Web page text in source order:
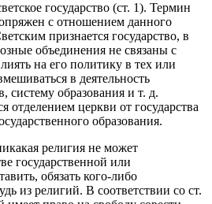
государство (ст. 1). Термин
с отношением данного
признается государство, в
объединения не связаны с
на его политику в тех или
в деятельность
систему образования и т. д.
отделением церкви от государства
образования.
религия не может
государственной или
обязать кого-либо
из религий. В соответствии со ст.